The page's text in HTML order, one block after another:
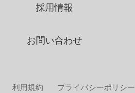
採用情報
お問い合わせ
利用規約 プライバシーポリシー